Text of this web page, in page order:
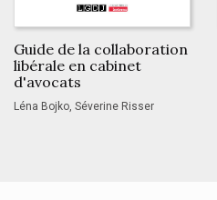
Guide de la collaboration
libérale en cabinet
d'avocats
Léna Bojko, Séverine Risser